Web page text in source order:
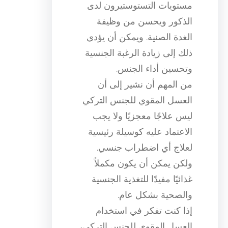
مستويات التستوستيرون لدى
الذكور ويحسن من وظيفة
الغدة الصنية. ويمكن أن يؤدي
ذلك إلى زيادة الرغبة الجنسية
وتحسين أداء الجنس.
من المهم أن نشير إلى أن
العسل المقوي للجنس التركي
ليس علاجًا معجزيًا ولا يجب
الاعتماد عليه كوسيلة رئيسية
لعلاج أي اضطراب جنسي.
ولكن يمكن أن يكون مكملاً
غذائيًا مفيدًا للتغذية الجنسية
والصحية بشكل عام.
إذا كنت تفكر في استخدام